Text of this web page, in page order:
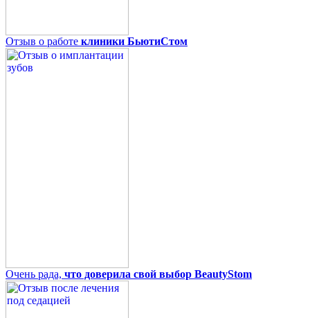
Отзыв о работе клиники БьютиСтом
Очень рада, что доверила свой выбор BeautyStom